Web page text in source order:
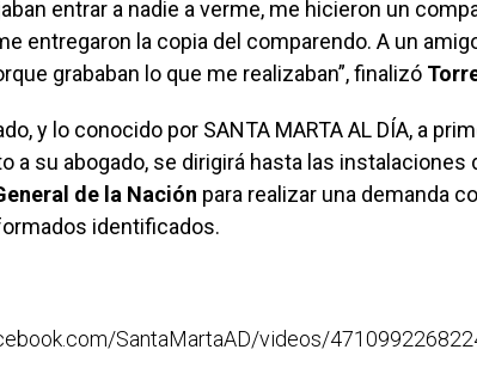
entrar a nadie a verme, me hicieron un
entregaron la copia del comparendo. A un
grababan lo que me realizaban”, finalizó
y lo conocido por SANTA MARTA AL DÍA, a
a su abogado, se dirigirá hasta las instalaciones
de la Nación para realizar una demanda
identificados.
SantaMartaAD/videos/